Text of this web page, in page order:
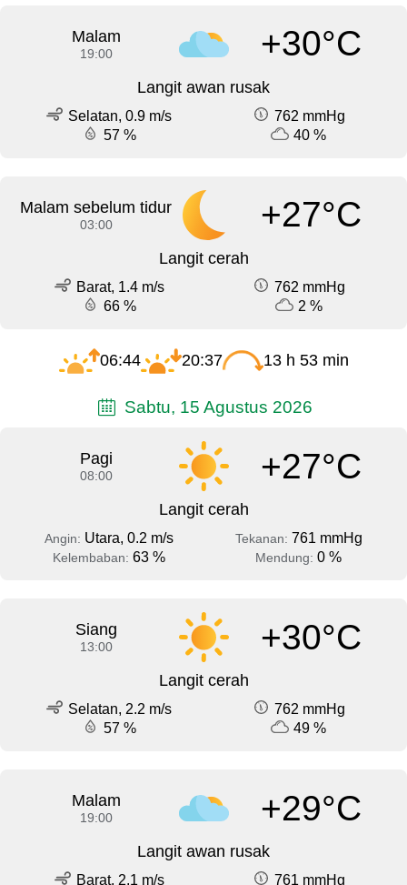
Malam
19:00 +30°C
Langit awan rusak
Selatan, 0.9 m/s
762 mmHg
57 %
40 %
Malam sebelum tidur
03:00 +27°C
Langit cerah
Barat, 1.4 m/s
762 mmHg
66 %
2 %
06:44 20:37 13 h 53 min
Sabtu, 15 Agustus 2026
Pagi
08:00 +27°C
Langit cerah
Angin: Utara, 0.2 m/s Tekanan: 761 mmHg
Kelembaban: 63 % Mendung: 0 %
Siang
13:00 +30°C
Langit cerah
Selatan, 2.2 m/s
762 mmHg
57 %
49 %
Malam
19:00 +29°C
Langit awan rusak
Barat, 2.1 m/s
761 mmHg